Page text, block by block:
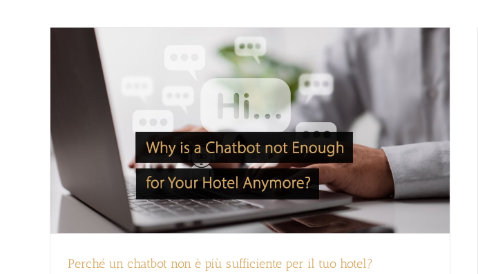
Perché un chatbot non è più sufficiente per il tuo hotel?